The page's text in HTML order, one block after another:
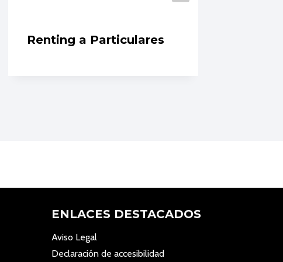
Renting a Particulares
ENLACES DESTACADOS
Aviso Legal
Declaración de accesibilidad